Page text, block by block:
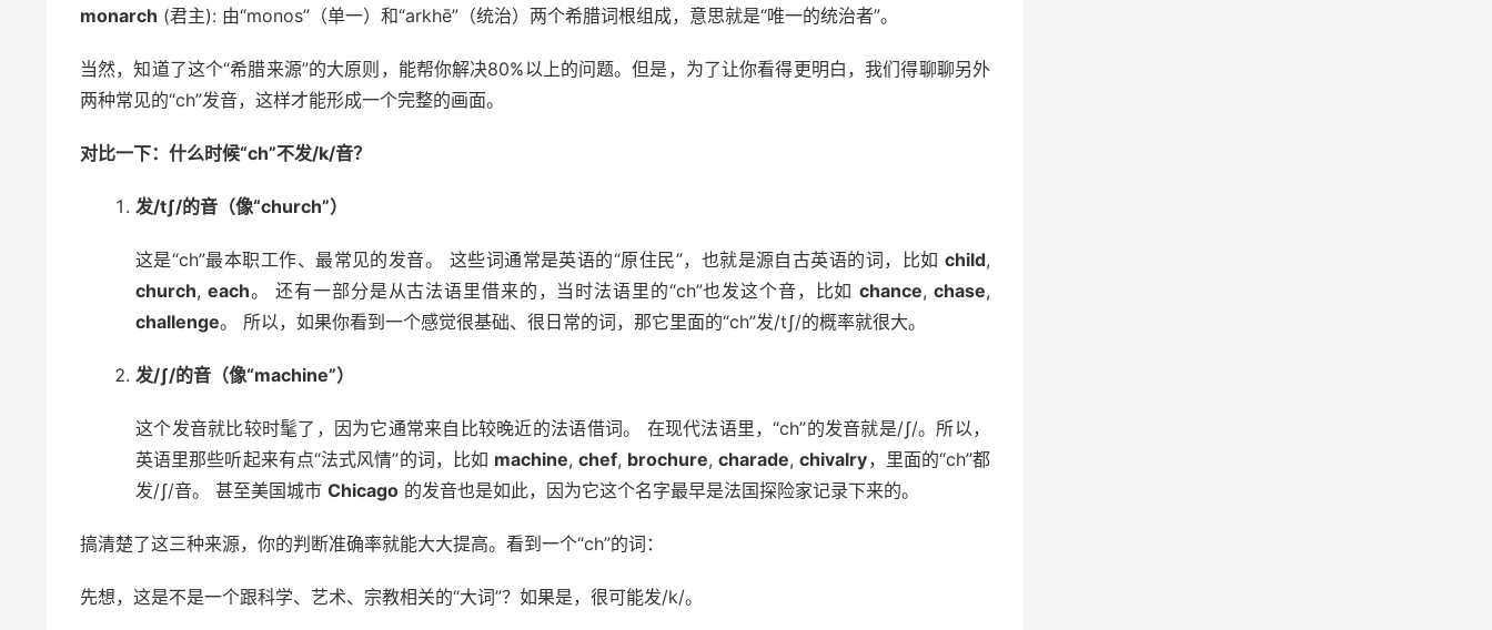
monarch (君主): 由“monos”（单一）和“arkhē”（统治）两个希腊词根组成，意思就是“唯一的统治者”。
当然，知道了这个“希腊来源”的大原则，能帮你解决80%以上的问题。但是，为了让你看得更明白，我们得聊聊另外
两种常见的“ch”发音，这样才能形成一个完整的画面。
对比一下：什么时候“ch”不发/k/音？
发/tʃ/的音（像“church”）
这是“ch”最本职工作、最常见的发音。 这些词通常是英语的“原住民”，也就是源自古英语的词，比如 child,
church, each。 还有一部分是从古法语里借来的，当时法语里的“ch”也发这个音，比如chance,chase,
challenge。 所以，如果你看到一个感觉很基础、很日常的词，那它里面的“ch”发/tʃ/的概率就很大。
发/ʃ/的音（像“machine”）
这个发音就比较时髦了，因为它通常来自比较晚近的法语借词。 在现代法语里，“ch”的发音就是/ʃ/。所以，
英语里那些听起来有点“法式风情”的词，比如 machine,chef, brochure,charade,chivalry，里面的“ch”都
发/ʃ/音。 甚至美国城市 Chicago 的发音也是如此，因为它这个名字最早是法国探险家记录下来的。
搞清楚了这三种来源，你的判断准确率就能大大提高。看到一个“ch”的词：
先想，这是不是一个跟科学、艺术、宗教相关的“大词”？如果是，很可能发/k/。